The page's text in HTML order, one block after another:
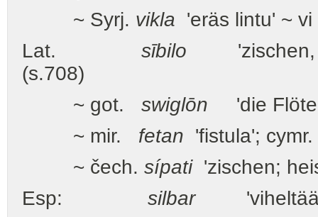
~ Syrj. vikla 'eräs lintu' ~
Lat. sībilo 'zischen,
(s.708)
~ got. swiglōn 'die Flöte
~ mir. fetan 'fistula'; cymr.
~ čech. sípati'zischen;
Esp: silbar'viheltää,